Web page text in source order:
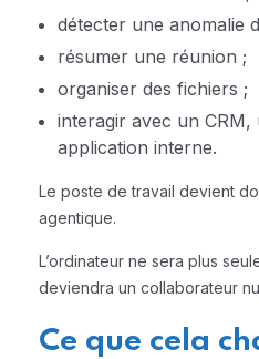
détecter une anomalie
résumer une réunion ;
organiser des fichiers ;
interagir avec un CRM,
application interne.
Le poste de travail devient
agentique.
L’ordinateur ne sera plus
deviendra un collaborateur
Ce que cela